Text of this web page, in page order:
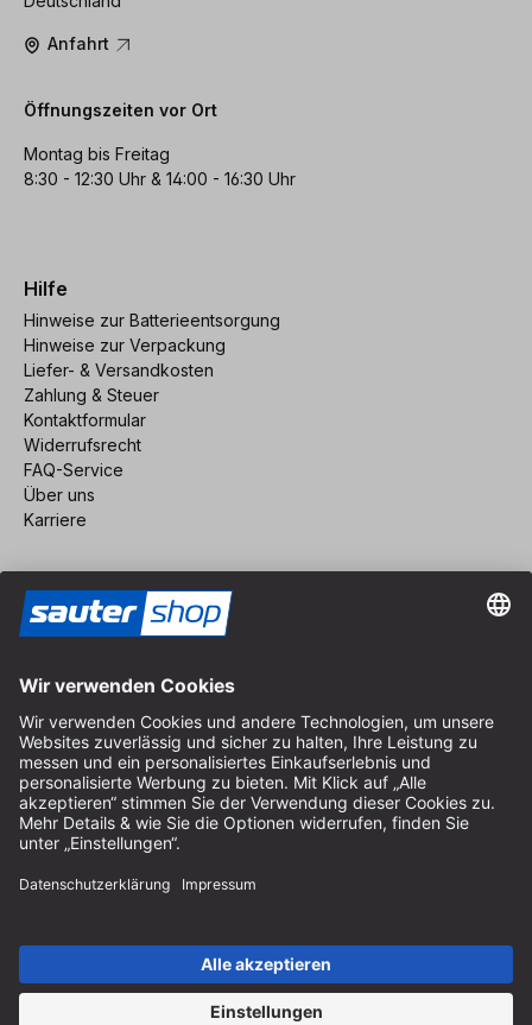
Anfahrt
Öffnungszeiten vor Ort
Montag bis Freitag
8:30 - 12:30 Uhr & 14:00 - 16:30 Uhr
Hilfe
Hinweise zur Batterieentsorgung
Hinweise zur Verpackung
Liefer- & Versandkosten
Zahlung & Steuer
Kontaktformular
Widerrufsrecht
FAQ-Service
Über uns
Karriere
Impressum
AGB
Datenschutz
Cookie-Einstellungen
© 2026 sauter GmbH
* kostenloser Versand ab 150 Euro Bestellwert innerhalb
Deutschlands für die Standard-Paketgrößen - ausgenommen
Sperrgut und Fracht
In Abh. des Lieferlandes kann die MwSt. an der Kasse variieren.